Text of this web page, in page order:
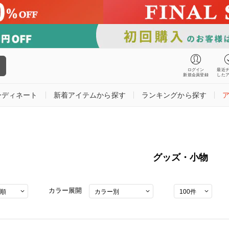
ログイン
新規会員登録
最近
した
ィネート 新着アイテムから探す ランキングから探す
グッズ・小物
カラー展開